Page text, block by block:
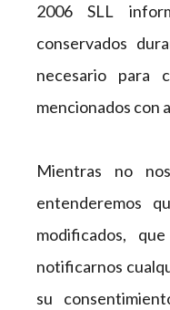
2006 SLL
conservados
necesario para
mencionados con
Mientras no
entenderemos
modificados,
notificarnos
su